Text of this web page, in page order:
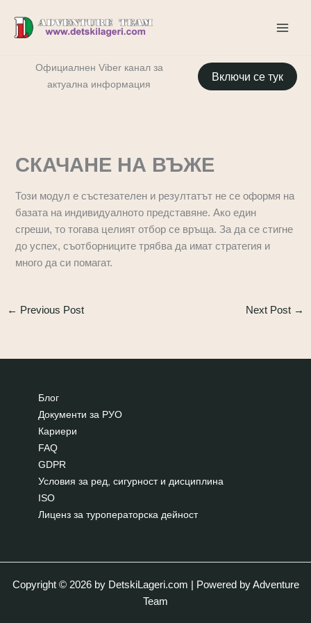
content
Oфициалнен Viber канал за
актуална информация
Включи се тук
СКАЧАНЕ НА ВЪЖЕ
Този модул е състезателен и резултатът не се оформя на
базата на индивидуалното представяне. Ако един
сгреши, то тогава целият отбор се връща. За да се стигне
до успех, съотборниците трябва да имат стратегия и
много да си помагат.
← Previous Post Next Post →
Блог
Документи за РУО
Кариери
FAQ
GDPR
Условия за ред, сигурност и дисциплина
ISO
Лиценз за туроператорска дейност
Copyright © 2026 by DetskiLageri.com | Powered by Adventure
Team